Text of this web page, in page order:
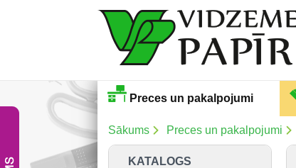
Preces un pakalpojumi
Sākums Preces un pakalpojumi
KATALOGS